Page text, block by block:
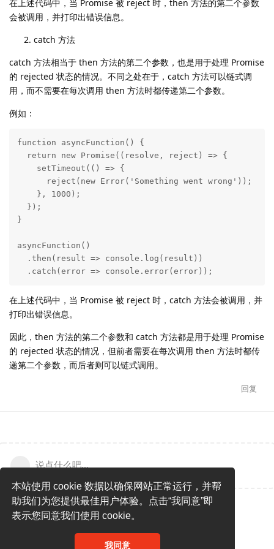
本站使用 cookie 数据以确保网站正常运行，并帮
助我们为您提供最佳用户体验。点击“我同意”即
表示您同意我们使用 cookie。
我同意
在上述代码中，当 Promise 被 reject 时，then 方法的第二个参数
会被调用，并打印出错误信息。
catch 方法
catch 方法相当于 then 方法的第二个参数，也是用于处理 Promise
的 rejected 状态的情况。不同之处在于，catch 方法可以链式调
用，而不需要在每次调用 then 方法时都传递第二个参数。
例如：
function asyncFunction() {
}
asyncFunction()
  .catch(error => console.error(error));
在上述代码中，当 Promise 被 reject 时，catch 方法会被调用，并
打印出错误信息。
因此，then 方法的第二个参数和 catch 方法都是用于处理 Promise
的 rejected 状态的情况，但前者需要在每次调用 then 方法时都传
递第二个参数，而后者则可以链式调用。
回复
说点什么吧...